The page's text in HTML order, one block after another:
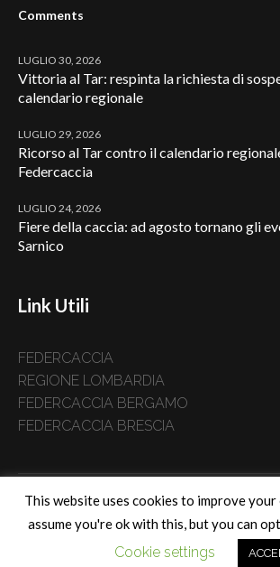
Comments
LUGLIO 30, 2026
Vittoria al Tar: respinta la richiesta di
calendario regionale
LUGLIO 29, 2026
Ricorso al Tar contro il calendario
Federcaccia
LUGLIO 24, 2026
Fiere della caccia: ad agosto tornano gli
Sarnico
Link Utili
FEDERCACCIA
REGIONE LOMBARDIA
FEDERCACCIA BERGAMO
FEDERCACCIA BRESCIA
Home Chi Siamo News Ricerca Gare
Normativa
Province I nostri corsi online
Federcaccia Lombardia © 2019 / All
This website uses cookies to improve your
assume you're ok with this, but you can
Cookie settings